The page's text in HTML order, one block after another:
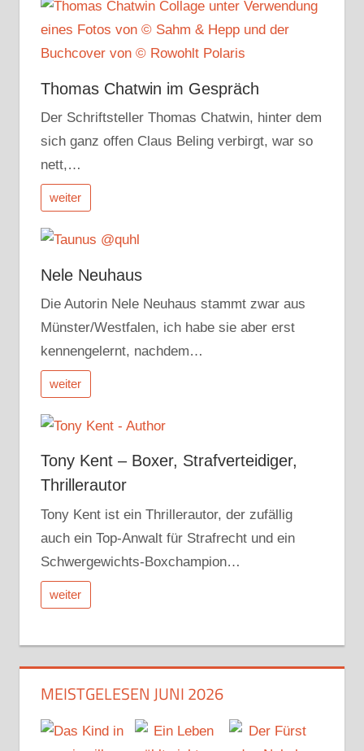
Thomas Chatwin im Gespräch
Der Schriftsteller Thomas Chatwin, hinter dem
sich ganz offen Claus Beling verbirgt, war so
nett,…
weiter
Nele Neuhaus
Die Autorin Nele Neuhaus stammt zwar aus
Münster/Westfalen, ich habe sie aber erst
kennengelernt, nachdem…
weiter
Tony Kent – Boxer, Strafverteidiger,
Thrillerautor
Tony Kent ist ein Thrillerautor, der zufällig
auch ein Top-Anwalt für Strafrecht und ein
Schwergewichts-Boxchampion…
weiter
MEISTGELESEN JUNI 2026